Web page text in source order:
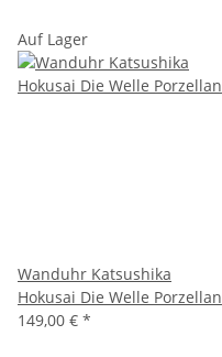
Auf Lager
Wanduhr Katsushika
Hokusai Die Welle Porzellan
149,00 € *